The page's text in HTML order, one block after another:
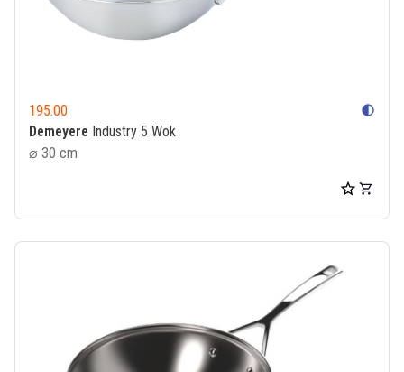
195.00 contrast
Demeyere Industry 5 Wok
⌀ 30 cm